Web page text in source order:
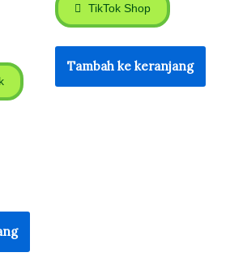
TikTok Shop
Tambah ke keranjang